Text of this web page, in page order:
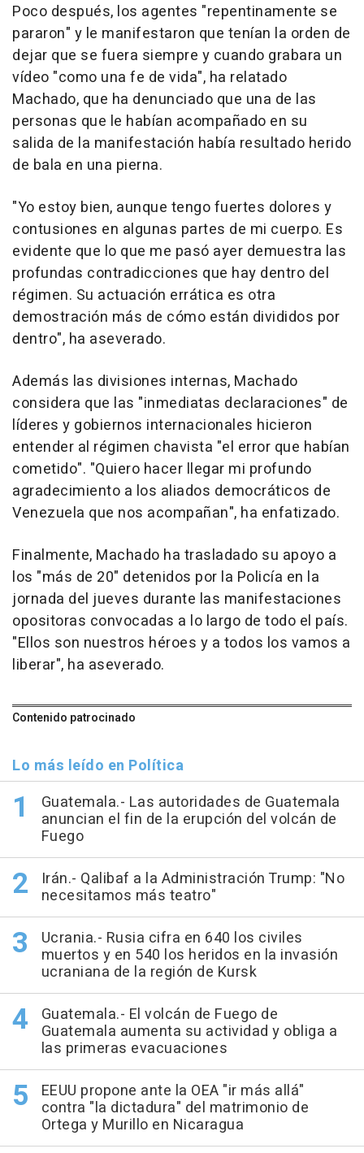
Poco después, los agentes "repentinamente se
pararon" y le manifestaron que tenían la orden de
dejar que se fuera siempre y cuando grabara un
vídeo "como una fe de vida", ha relatado
Machado, que ha denunciado que una de las
personas que le habían acompañado en su
salida de la manifestación había resultado herido
de bala en una pierna.
"Yo estoy bien, aunque tengo fuertes dolores y
contusiones en algunas partes de mi cuerpo. Es
evidente que lo que me pasó ayer demuestra las
profundas contradicciones que hay dentro del
régimen. Su actuación errática es otra
demostración más de cómo están divididos por
dentro", ha aseverado.
Además las divisiones internas, Machado
considera que las "inmediatas declaraciones" de
líderes y gobiernos internacionales hicieron
entender al régimen chavista "el error que habían
cometido". "Quiero hacer llegar mi profundo
agradecimiento a los aliados democráticos de
Venezuela que nos acompañan", ha enfatizado.
Finalmente, Machado ha trasladado su apoyo a
los "más de 20" detenidos por la Policía en la
jornada del jueves durante las manifestaciones
opositoras convocadas a lo largo de todo el país.
"Ellos son nuestros héroes y a todos los vamos a
liberar", ha aseverado.
Contenido patrocinado
Lo más leído en Política
Guatemala.- Las autoridades de Guatemala
anuncian el fin de la erupción del volcán de
Fuego
Irán.- Qalibaf a la Administración Trump: "No
necesitamos más teatro"
Ucrania.- Rusia cifra en 640 los civiles
muertos y en 540 los heridos en la invasión
ucraniana de la región de Kursk
Guatemala.- El volcán de Fuego de
Guatemala aumenta su actividad y obliga a
las primeras evacuaciones
EEUU propone ante la OEA "ir más allá"
contra "la dictadura" del matrimonio de
Ortega y Murillo en Nicaragua